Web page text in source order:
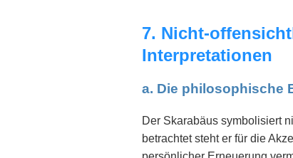
7. Nicht-
Interpretationen
a. Die philosophische
Der Skarabäus symbolisiert
betrachtet steht er für die